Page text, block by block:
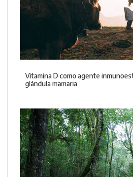
Vitamina D como agente
glándula mamaria